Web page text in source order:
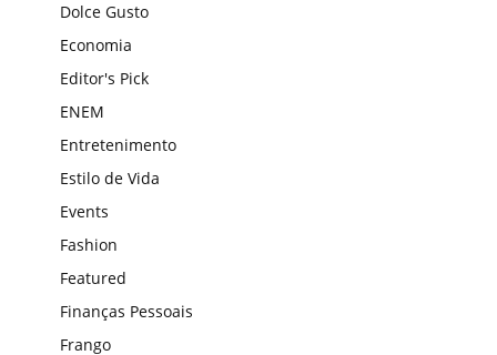
Dolce Gusto
Economia
Editor's Pick
ENEM
Entretenimento
Estilo de Vida
Events
Fashion
Featured
Finanças Pessoais
Frango